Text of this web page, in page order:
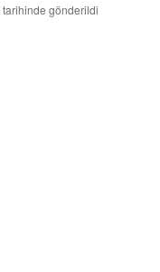
tarihinde gönderildi